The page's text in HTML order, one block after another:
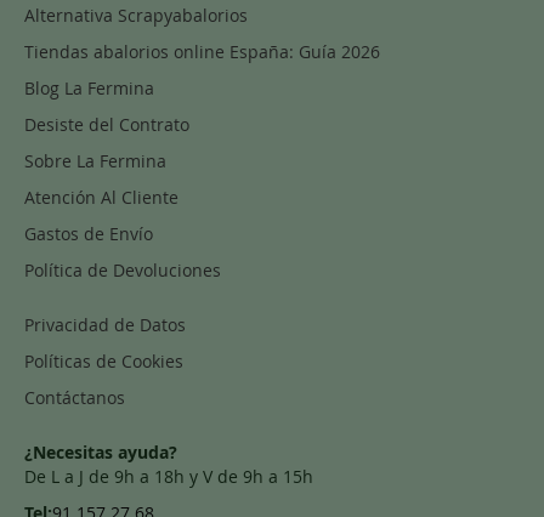
Alternativa Scrapyabalorios
Tiendas abalorios online España: Guía 2026
Blog La Fermina
Desiste del Contrato
Sobre La Fermina
Atención Al Cliente
Gastos de Envío
Política de Devoluciones
Privacidad de Datos
Políticas de Cookies
Contáctanos
¿Necesitas ayuda?
De L a J de 9h a 18h y V de 9h a 15h